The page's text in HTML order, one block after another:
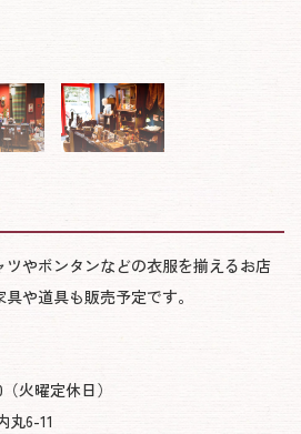
やボンタンなどの衣服を揃えるお店
や道具も販売予定です。
（火曜定休日）
丸6-11